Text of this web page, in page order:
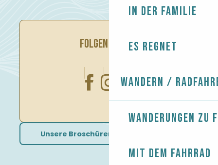
In der Familie
Es regnet
Wandern /
Wanderungen zu
Mit dem Fahrrad
FOLGEN SIE UNS
Unsere Broschüren herunterladen